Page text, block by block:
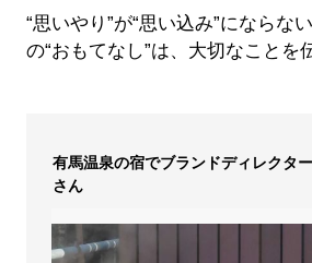
“思いやり”が“思い込み”にならな
の“おもてなし”は、大切なことを
有馬温泉の宿でブランドディレクタ
さん